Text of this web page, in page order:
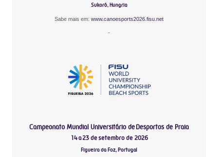
Sukoró, Hungria
Sabe mais em: www.canoesports2026.fisu.net
-
Campeonato Mundial Universitário de Desportos de Praia
14 a 23 de setembro de 2026
Figueira da Foz, Portugal